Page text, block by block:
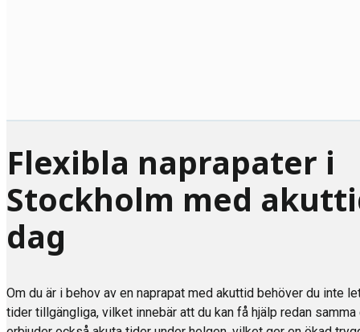
Flexibla naprapater i
Stockholm med
dag
Om du är i behov av en naprapat med akuttid behöver du inte
tider tillgängliga, vilket innebär att du kan få hjälp redan